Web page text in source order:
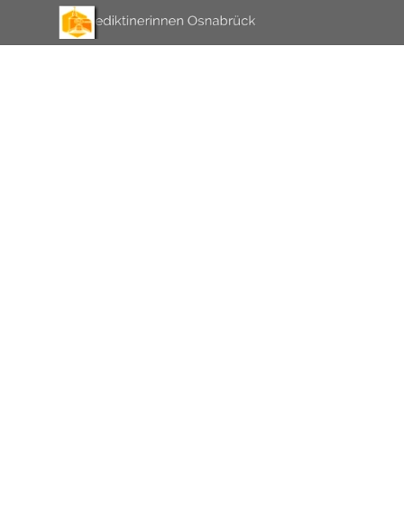
Direkt zum Seiteninhalt
Menü überspringen